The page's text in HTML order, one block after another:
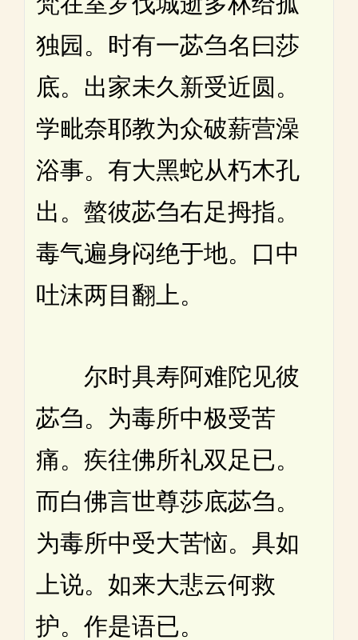
独园。时有一苾刍名曰莎
底。出家未久新受近圆。
学毗奈耶教为众破薪营澡
浴事。有大黑蛇从朽木孔
出。螫彼苾刍右足拇指。
毒气遍身闷绝于地。口中
吐沫两目翻上。
尔时具寿阿难陀见彼
苾刍。为毒所中极受苦
痛。疾往佛所礼双足已。
而白佛言世尊莎底苾刍。
为毒所中受大苦恼。具如
上说。如来大悲云何救
护。作是语已。